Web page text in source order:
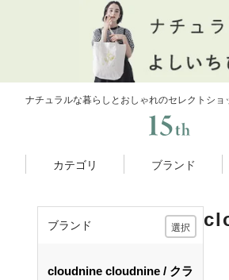
ナチュラルな暮らしとおしゃれのセレクトショ
カテゴリ ブランド
ブランド 選択
cloudnine cloudnine
クラ